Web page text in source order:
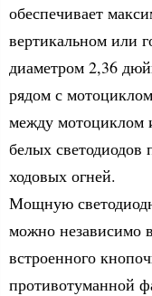
обеспечивает
вертикальном или
диаметром 2,36
рядом с
между мотоциклом
белых светодиодов
ходовых огней.
Мощную
можно независимо
встроенного
противотуманной